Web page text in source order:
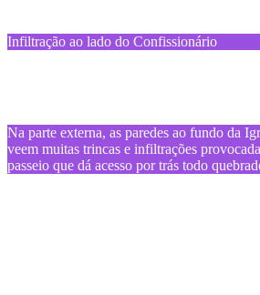
Infiltração ao lado do Confissionário
Na parte externa, as paredes ao fundo da
veem muitas trincas e infiltrações
passeio que dá acesso por trás todo